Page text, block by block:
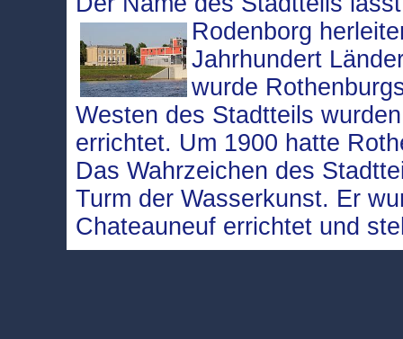
Rodenborg
Jahrhundert
wurde
Westen des Stadtteils
errichtet. Um 1900 hatte
Das Wahrzeichen des
Turm der Wasserkunst. Er
Chateauneuf errichtet und